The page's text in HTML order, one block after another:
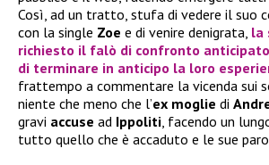
Così, ad un tratto, stufa di vedere il suo
con la single Zoe e di venire denigrata, la
richiesto il falò di confronto
di terminare in anticipo la loro
frattempo a commentare la vicenda sui
niente che meno che l’ex moglie di
gravi accuse ad Ippoliti, facendo un
tutto quello che è accaduto e le sue